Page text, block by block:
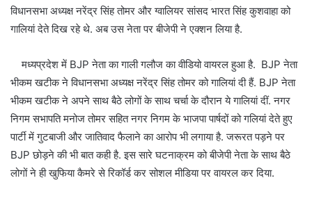
विधानसभा अध्यक्ष नरेंद्र सिंह तोमर और ग्वालियर सांसद भारत सिंह कुशवाहा को
गालियां देते दिख रहे थे. अब उस नेता पर बीजेपी ने एक्शन लिया है.
मध्यप्रदेश में BJP नेता का गाली गलौज का वीडियो वायरल हुआ है. BJP नेता
भीकम खटीक ने विधानसभा अध्यक्ष नरेंद्र सिंह तोमर को गालियां दी हैं. BJP नेता
भीकम खटीक ने अपने साथ बैठे लोगों के साथ चर्चा के दौरान ये गालियां दीं. नगर
निगम सभापति मनोज तोमर सहित नगर निगम के भाजपा पार्षदों को गलियां देते हुए
पार्टी में गुटबाजी और जातिवाद फैलाने का आरोप भी लगाया है. जरूरत पड़ने पर
BJP छोड़ने की भी बात कही है. इस सारे घटनाक्रम को बीजेपी नेता के साथ बैठे
लोगों ने ही खुफिया कैमरे से रिकॉर्ड कर सोशल मीडिया पर वायरल कर दिया.